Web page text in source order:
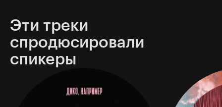
Эти треки
спродюсировали
спикеры